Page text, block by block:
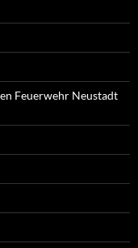
Feuerwehr Neustadt